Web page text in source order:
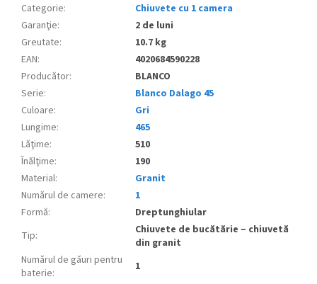
Categorie:
Chiuvete cu 1 camera
Garanţie:
2 de luni
Greutate:
10.7 kg
EAN:
4020684590228
Producător:
BLANCO
Serie:
Blanco Dalago 45
Culoare:
Gri
Lungime:
465
Lăţime:
510
Înălţime:
190
Material:
Granit
Numărul de camere:
1
Formă:
Dreptunghiular
Tip:
Chiuvete de bucătărie – chiuvetă
din granit
Numărul de găuri pentru
baterie:
1